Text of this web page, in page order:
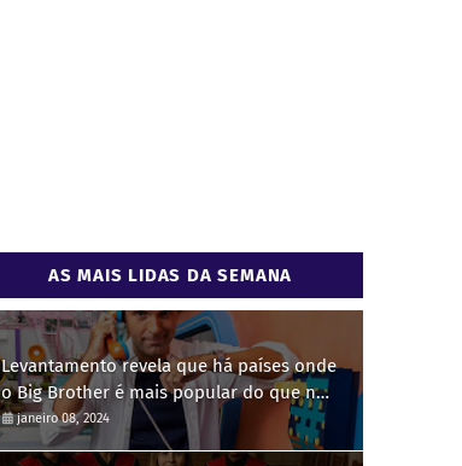
AS MAIS LIDAS DA SEMANA
Levantamento revela que há países onde
o Big Brother é mais popular do que no
Brasil
janeiro 08, 2024